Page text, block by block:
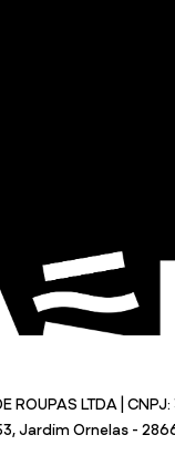
ROUPAS LTDA |
Jardim Ornelas -